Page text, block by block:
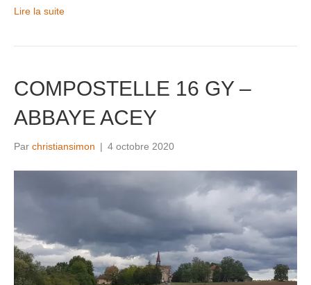
Lire la suite
COMPOSTELLE 16 GY –
ABBAYE ACEY
Par christiansimon | 4 octobre 2020